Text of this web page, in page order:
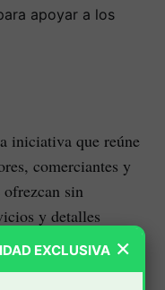
iniciativa que reúne
comerciantes y
sin
y detalles
×
EXCLUSIVA